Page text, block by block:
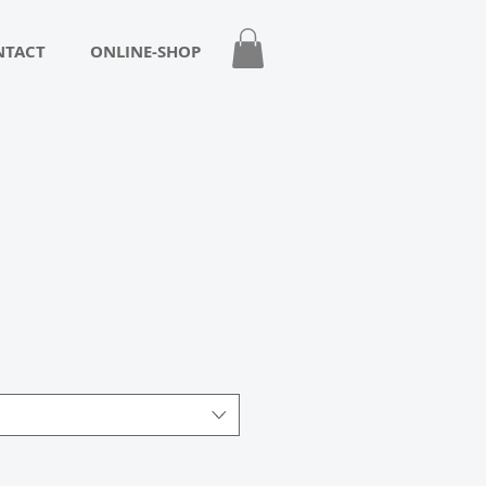
ONLINE-SHOP